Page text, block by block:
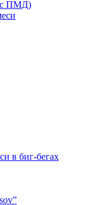
ПМД)
в биг-бегах